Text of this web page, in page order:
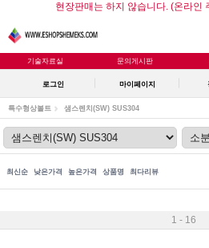
현장판매는 하지 않습니다. (온라인
기술자료실 문의게시판
로그인 마이페이지
특수형상볼트 샘스렌치(SW) SUS304
최신순 낮은가격 높은가격 상품명 최다리뷰
1 - 16